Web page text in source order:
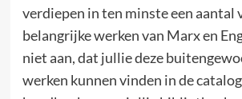
verdiepen in ten minste een aantal
belangrijke werken van Marx en
niet aan, dat jullie deze
werken kunnen vinden in de